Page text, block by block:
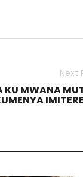
Next
KU MWANA